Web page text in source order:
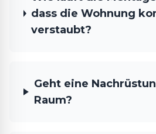
dass die Wohnung
verstaubt?
Geht eine
Raum?